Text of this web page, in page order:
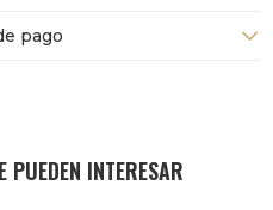
pago
PUEDEN INTERESAR